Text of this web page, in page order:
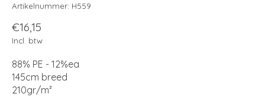
Artikelnummer: H559
€16,15
Incl. btw
88% PE - 12%ea
145cm breed
210gr/m²